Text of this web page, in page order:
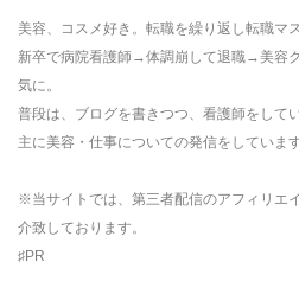
美容、コスメ好き。転職を繰り返し転職マ
新卒で病院看護師→体調崩して退職→美容
気に。
普段は、ブログを書きつつ、看護師をしてい
主に美容・仕事についての発信をしています
※当サイトでは、第三者配信のアフィリエ
介致しております。
♯PR